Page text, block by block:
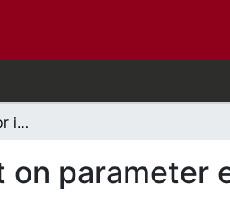
Measurement of factor inputs and its effect on parameter estimates
parameter